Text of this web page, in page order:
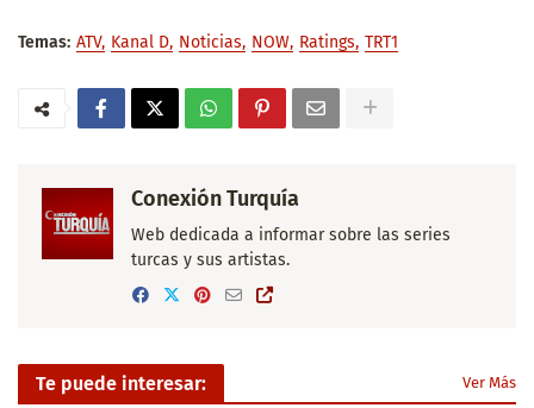
Temas: ATV Kanal D Noticias NOW Ratings TRT1
Conexión Turquía
Web dedicada a informar sobre las series
turcas y sus artistas.
Te puede interesar: Ver Más